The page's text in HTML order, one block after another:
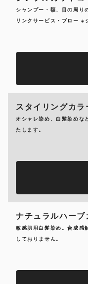
シャンプー・額、目の周り
リンクサービス・ブロー ※
スタイリングカラ
オシャレ染め、白髪染めな
たします。
ナチュラルハーブ
敏感肌用白髪染め。合成感
しておりません。